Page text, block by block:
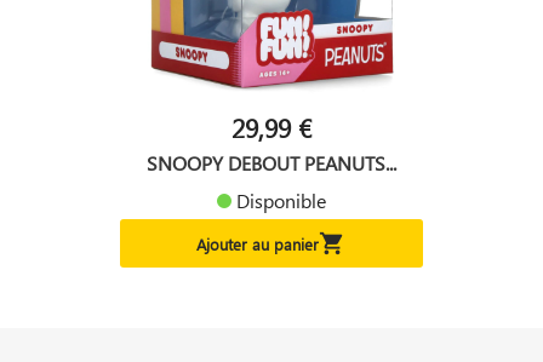
29,99 €
SNOOPY DEBOUT PEANUTS...
Disponible
Ajouter au panier